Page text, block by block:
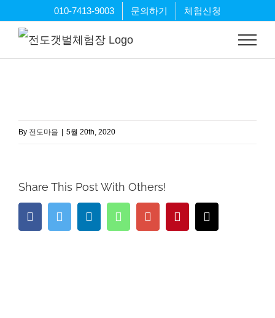
content
010-7413-9003 문의하기 체험신청
By 전도마을 5월 20th, 2020
Share This Post With Others!
Facebook
Twitter LinkedInWhatsapp
Google+Pinterest